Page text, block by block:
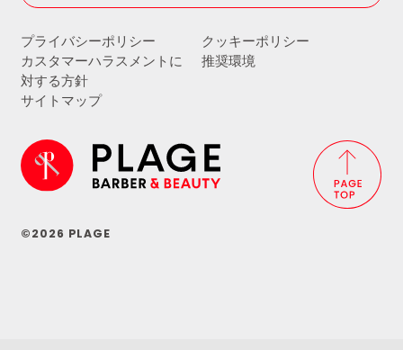
プライバシーポリシー
クッキーポリシー
カスタマーハラスメントに
対する方針
推奨環境
サイトマップ
©2026 PLAGE